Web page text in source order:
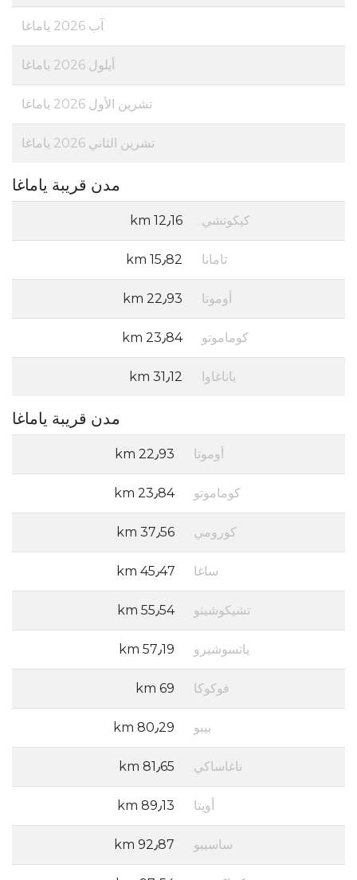
آب 2026 ياماغا
أيلول 2026 ياماغا
تشرين الأول 2026 ياماغا
تشرين الثاني 2026 ياماغا
مدن قريبة ياماغا
كيكوتشي 12٫16 km
تامانا 15٫82 km
أوموتا 22٫93 km
كوماموتو 23٫84 km
ياناغاوا 31٫12 km
مدن قريبة ياماغا
أوموتا 22٫93 km
كوماموتو 23٫84 km
كورومي 37٫56 km
ساغا 45٫47 km
تشيكوشينو 55٫54 km
ياتسوشيرو 57٫19 km
فوكوكا 69 km
بيبو 80٫29 km
ناغاساكي 81٫65 km
أويتا 89٫13 km
ساسيبو 92٫87 km